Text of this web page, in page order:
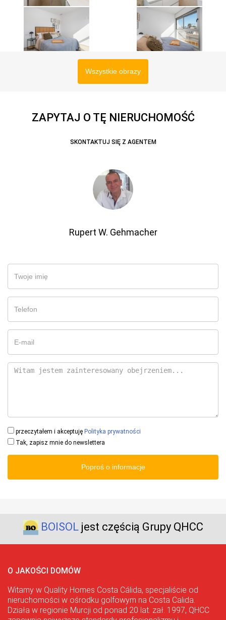
Wszystkie obrazy
ZAPYTAJ O TĘ NIERUCHOMOŚĆ
SKONTAKTUJ SIĘ Z AGENTEM
Rupert W. Gehmacher
przeczytałem i akceptuję Polityka prywatności
Tak, zapisz mnie do newslettera
Poproś o informacje
BOISOLjest częścią Grupy QHCC
O JAKOŚCI DOMÓW
Witamy w Quality Homes Costa Cálida, specjaliście od
nieruchomości w ośrodku golfowym na Costa Calida.
Działa w regionie Murcji od ponad 20 lat. zał. 1997, QHCC